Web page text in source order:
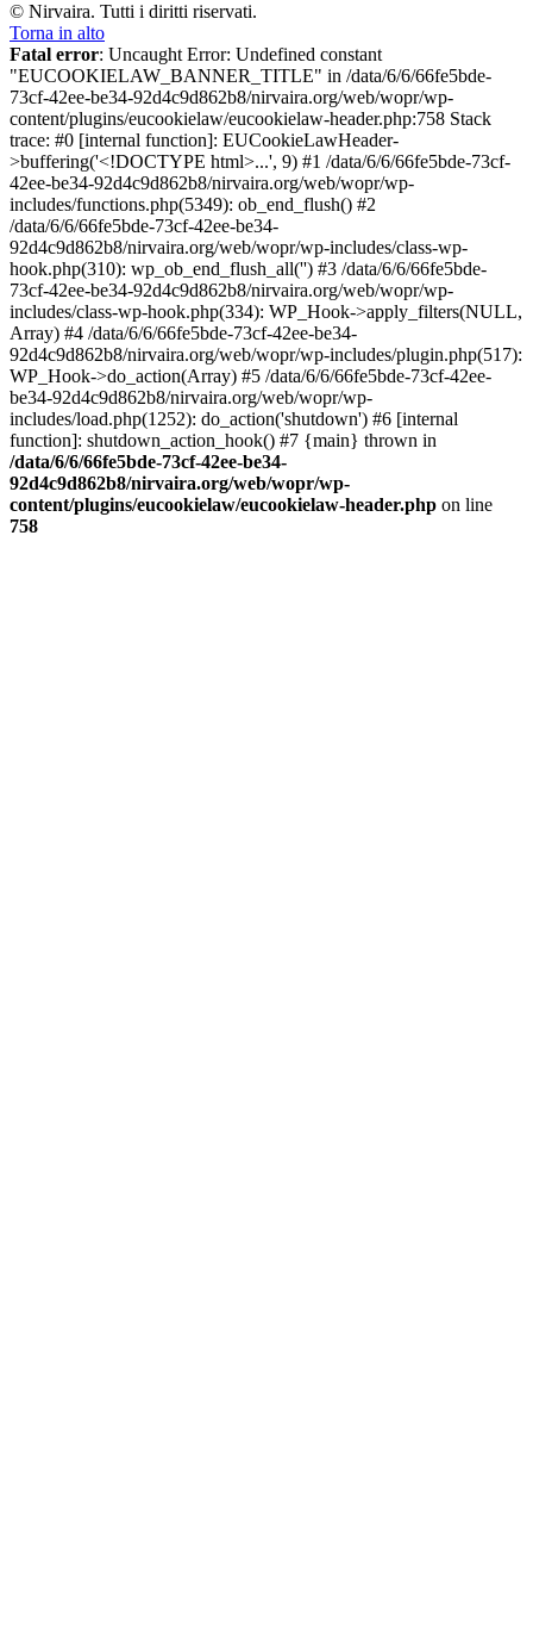
© Nirvaira. Tutti i diritti riservati.
Torna in alto
Fatal error: Uncaught Error: Undefined constant
"EUCOOKIELAW_BANNER_TITLE" in /data/6/6/66fe5bde-
73cf-42ee-be34-92d4c9d862b8/nirvaira.org/web/wopr/wp-
content/plugins/eucookielaw/eucookielaw-header.php:758 Stack
trace: #0 [internal function]: EUCookieLawHeader-
>buffering('<!DOCTYPE html>...', 9) #1 /data/6/6/66fe5bde-73cf-
42ee-be34-92d4c9d862b8/nirvaira.org/web/wopr/wp-
includes/functions.php(5349): ob_end_flush() #2
/data/6/6/66fe5bde-73cf-42ee-be34-
92d4c9d862b8/nirvaira.org/web/wopr/wp-includes/class-wp-
hook.php(310): wp_ob_end_flush_all('') #3 /data/6/6/66fe5bde-
73cf-42ee-be34-92d4c9d862b8/nirvaira.org/web/wopr/wp-
includes/class-wp-hook.php(334): WP_Hook->apply_filters(NULL,
Array) #4 /data/6/6/66fe5bde-73cf-42ee-be34-
92d4c9d862b8/nirvaira.org/web/wopr/wp-includes/plugin.php(517):
WP_Hook->do_action(Array) #5 /data/6/6/66fe5bde-73cf-42ee-
be34-92d4c9d862b8/nirvaira.org/web/wopr/wp-
includes/load.php(1252): do_action('shutdown') #6 [internal
function]: shutdown_action_hook() #7 {main} thrown in
/data/6/6/66fe5bde-73cf-42ee-be34-
92d4c9d862b8/nirvaira.org/web/wopr/wp-
content/plugins/eucookielaw/eucookielaw-header.php on line
758